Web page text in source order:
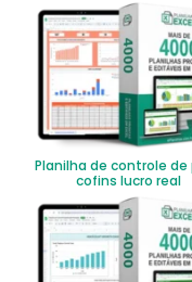
Planilha de controle de
cofins lucro real